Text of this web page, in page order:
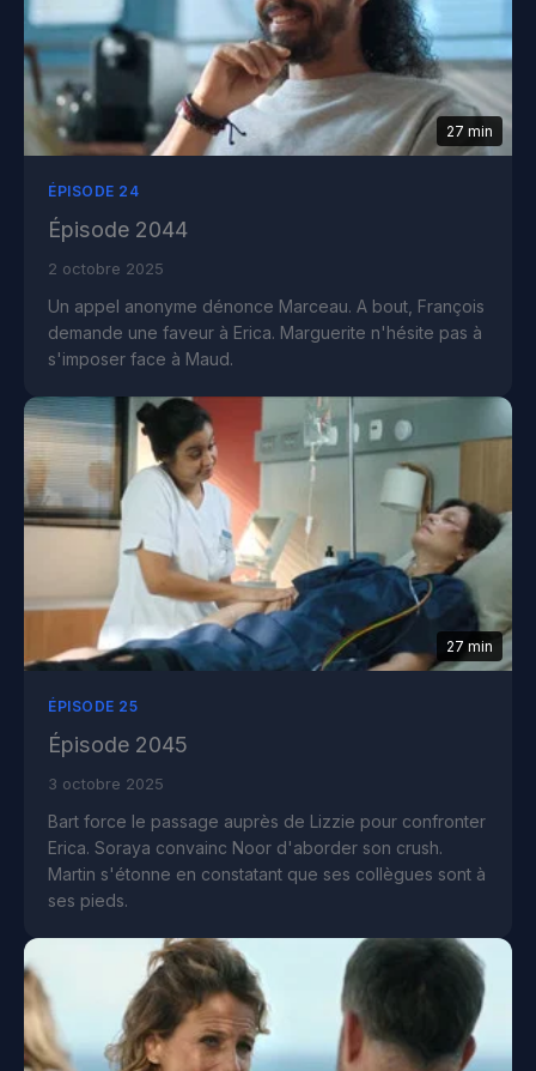
27 min
ÉPISODE 24
Épisode 2044
2 octobre 2025
Un appel anonyme dénonce Marceau. A bout, François
demande une faveur à Erica. Marguerite n'hésite pas à
s'imposer face à Maud.
27 min
ÉPISODE 25
Épisode 2045
3 octobre 2025
Bart force le passage auprès de Lizzie pour confronter
Erica. Soraya convainc Noor d'aborder son crush.
Martin s'étonne en constatant que ses collègues sont à
ses pieds.